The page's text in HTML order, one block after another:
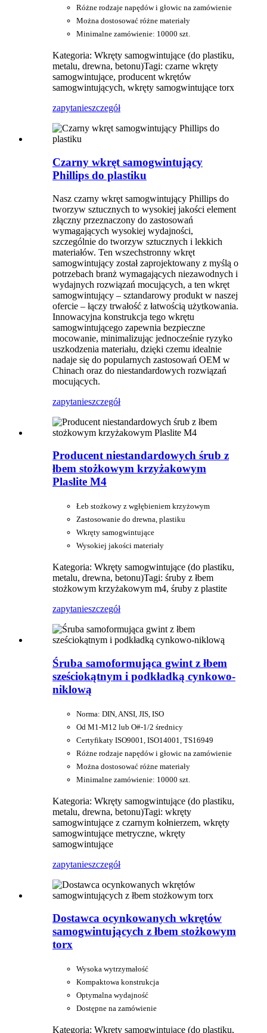
Różne rodzaje napędów i głowic na zamówienie
Można dostosować różne materiały
Minimalne zamówienie: 10000 szt.
Kategoria: Wkręty samogwintujące (do plastiku,
metalu, drewna, betonu)Tagi: czarne wkręty
samogwintujące, producent wkrętów
samogwintujących, wkręty samogwintujące torx
zapytanieszczegół
Czarny wkręt samogwintujący
Phillips do plastiku
Nasz czarny wkręt samogwintujący Phillips do
tworzyw sztucznych to wysokiej jakości element
złączny przeznaczony do zastosowań
wymagających wysokiej wydajności,
szczególnie do tworzyw sztucznych i lekkich
materiałów. Ten wszechstronny wkręt
samogwintujący został zaprojektowany z myślą o
potrzebach branż wymagających niezawodnych i
wydajnych rozwiązań mocujących, a ten wkręt
samogwintujący – sztandarowy produkt w naszej
ofercie – łączy trwałość z łatwością użytkowania.
Innowacyjna konstrukcja tego wkrętu
samogwintującego zapewnia bezpieczne
mocowanie, minimalizując jednocześnie ryzyko
uszkodzenia materiału, dzięki czemu idealnie
nadaje się do popularnych zastosowań OEM w
Chinach oraz do niestandardowych rozwiązań
mocujących.
zapytanieszczegół
Producent niestandardowych śrub z
łbem stożkowym krzyżakowym
Plaslite M4
Łeb stożkowy z wgłębieniem krzyżowym
Zastosowanie do drewna, plastiku
Wkręty samogwintujące
Wysokiej jakości materiały
Kategoria: Wkręty samogwintujące (do plastiku,
metalu, drewna, betonu)Tagi: śruby z łbem
stożkowym krzyżakowym m4, śruby z plastite
zapytanieszczegół
Śruba samoformująca gwint z łbem
sześciokątnym i podkładką cynkowo-
niklową
Norma: DIN, ANSI, JIS, ISO
Od M1-M12 lub O#-1/2 średnicy
Certyfikaty ISO9001, ISO14001, TS16949
Różne rodzaje napędów i głowic na zamówienie
Można dostosować różne materiały
Minimalne zamówienie: 10000 szt.
Kategoria: Wkręty samogwintujące (do plastiku,
metalu, drewna, betonu)Tagi: wkręty
samogwintujące z czarnym kołnierzem, wkręty
samogwintujące metryczne, wkręty
samogwintujące
zapytanieszczegół
Dostawca ocynkowanych wkrętów
samogwintujących z łbem stożkowym
torx
Wysoka wytrzymałość
Kompaktowa konstrukcja
Optymalna wydajność
Dostępne na zamówienie
Kategoria: Wkręty samogwintujące (do plastiku,